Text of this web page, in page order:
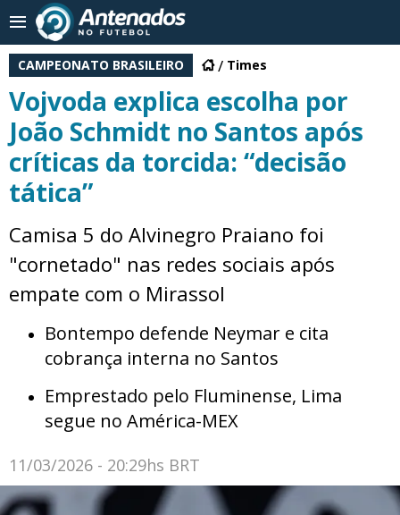
CAMPEONATO BRASILEIRO Times
Vojvoda explica escolha por
João Schmidt no Santos após
críticas da torcida: “decisão
tática”
Camisa 5 do Alvinegro Praiano foi
"cornetado" nas redes sociais após
empate com o Mirassol
Bontempo defende Neymar e cita
cobrança interna no Santos
Emprestado pelo Fluminense, Lima
segue no América-MEX
11/03/2026 - 20:29hs BRT